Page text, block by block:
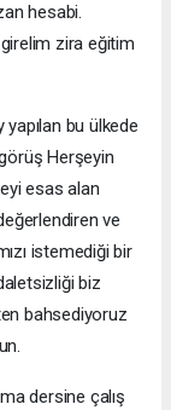
hesabi.
zira eğitim
bu ülkede
Herşeyin
esas alan
ve
istemediği bir
biz
bahsediyoruz
dersine çalış